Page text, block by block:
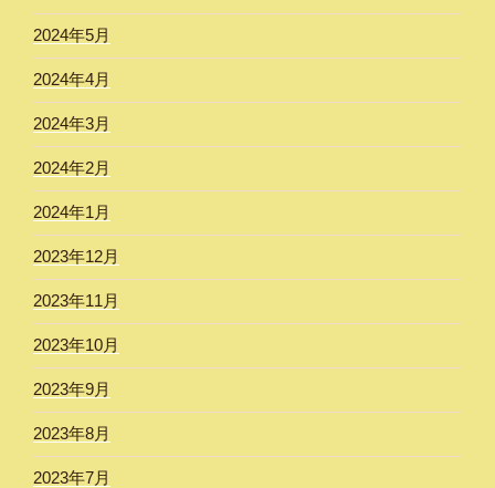
2024年5月
2024年4月
2024年3月
2024年2月
2024年1月
2023年12月
2023年11月
2023年10月
2023年9月
2023年8月
2023年7月